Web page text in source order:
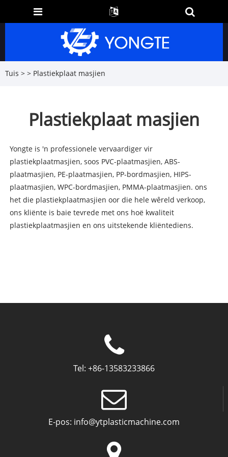
Tuis > > Plastiekplaat masjien
Plastiekplaat masjien
Yongte is 'n professionele vervaardiger vir
plastiekplaatmasjien, soos PVC-plaatmasjien, ABS-
plaatmasjien, PE-plaatmasjien, PP-bordmasjien, HIPS-
plaatmasjien, WPC-bordmasjien, PMMA-plaatmasjien. ons
het die plastiekplaatmasjien oor die hele wêreld verkoop,
ons kliënte is baie tevrede met ons hoë kwaliteit
plastiekplaatmasjien en ons uitstekende kliëntediens.
Tel: +86-13583233866
E-pos: info@ytplasticmachine.com